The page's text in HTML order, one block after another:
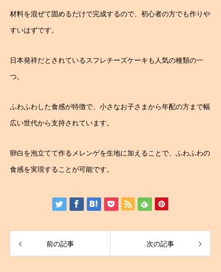
材料を混ぜて固めるだけで完成するので、初心者の方でも作りや
すいはずです。
日本発祥だとされているスフレチーズケーキも人気の種類の一
つ。
ふわふわした食感が特徴で、小さなお子さまから年配の方まで幅
広い世代から支持されています。
卵白を泡立てて作るメレンゲを生地に加えることで、ふわふわの
食感を実現することが可能です。
前の記事 次の記事